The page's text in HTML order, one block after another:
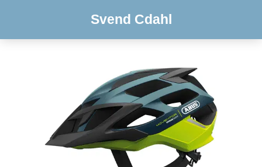
Svend Cdahl